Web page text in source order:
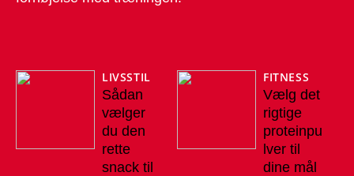
LIVSSTIL
Sådan
vælger
du den
rette
snack til
FITNESS
Vælg det
rigtige
proteinpu
lver til
dine mål